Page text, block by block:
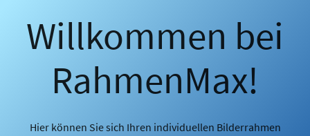
Willkommen bei
RahmenMax!
Hier können Sie sich Ihren individuellen Bilderrahmen